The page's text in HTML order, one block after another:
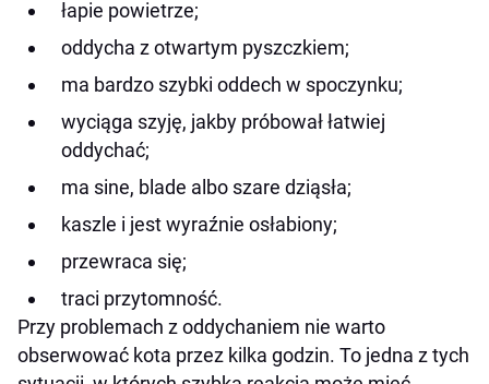
łapie powietrze;
oddycha z otwartym pyszczkiem;
ma bardzo szybki oddech w spoczynku;
wyciąga szyję, jakby próbował łatwiej
oddychać;
ma sine, blade albo szare dziąsła;
kaszle i jest wyraźnie osłabiony;
przewraca się;
traci przytomność.
Przy problemach z oddychaniem nie warto
obserwować kota przez kilka godzin. To jedna z tych